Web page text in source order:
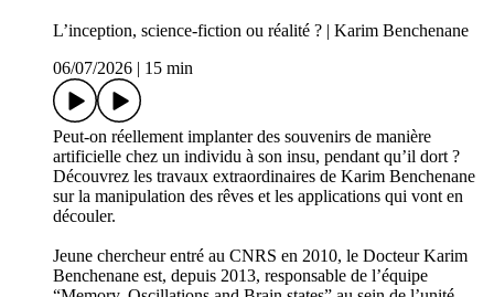
L’inception, science-fiction ou réalité ? | Karim Benchenane
06/07/2026
15 min
Peut-on réellement implanter des souvenirs de manière
artificielle chez un individu à son insu, pendant qu’il dort ?
Découvrez les travaux extraordinaires de Karim Benchenane
sur la manipulation des rêves et les applications qui vont en
découler.
Jeune chercheur entré au CNRS en 2010, le Docteur Karim
Benchenane est, depuis 2013, responsable de l’équipe